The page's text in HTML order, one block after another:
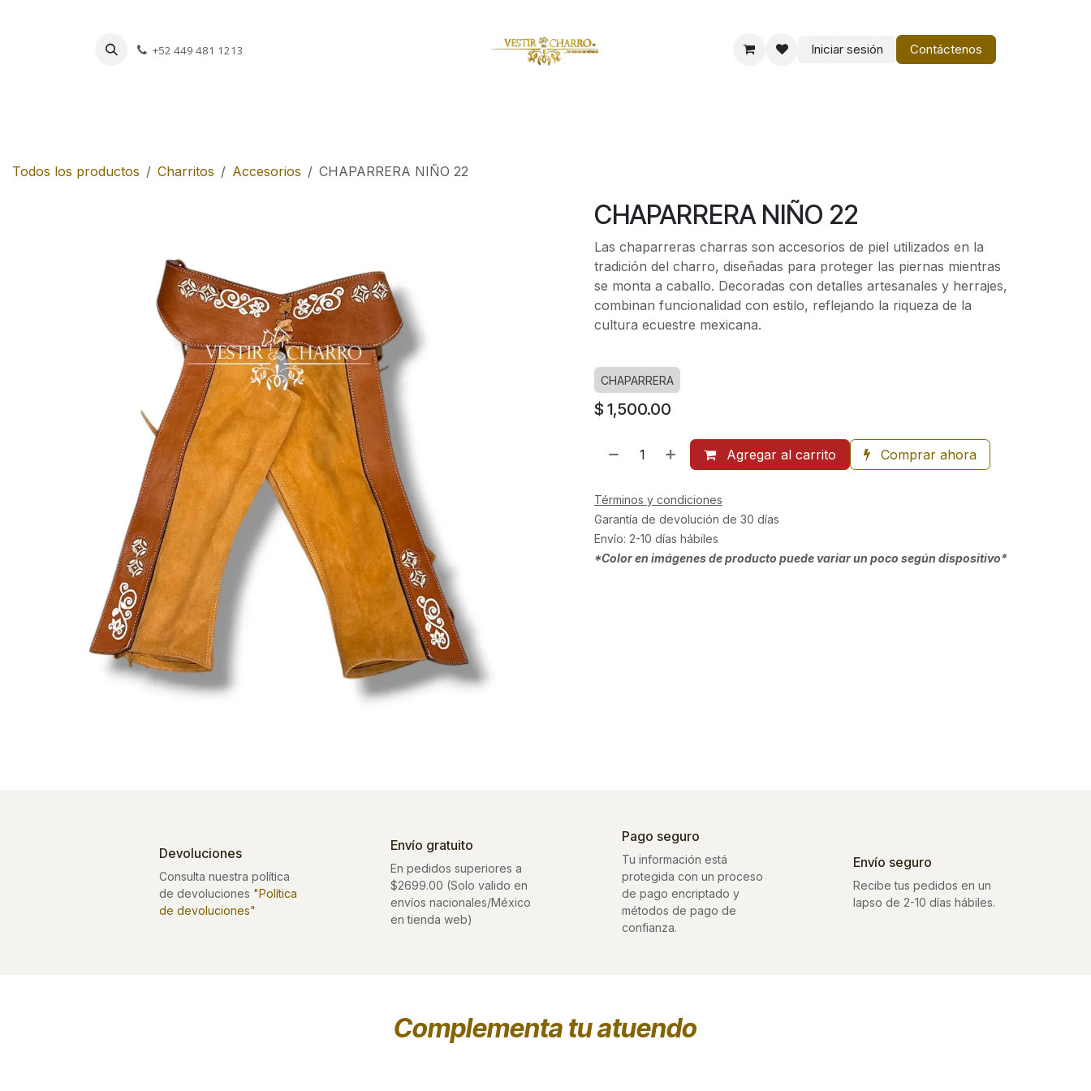
+52 449 481 1213 Iniciar sesión Contáctenos
Todos los productos Charritos Accesorios CHAPARRERA NIÑO 22
CHAPARRERA NIÑO 22
Las chaparreras charras son accesorios de piel utilizados en la
tradición del charro, diseñadas para proteger las piernas mientras
se monta a caballo. Decoradas con detalles artesanales y herrajes,
combinan funcionalidad con estilo, reflejando la riqueza de la
cultura ecuestre mexicana.
CHAPARRERA
$ 1,500.00
Agregar al carrito Comprar ahora
Términos y condiciones
Garantía de devolución de 30 días
Envío: 2-10 días hábiles
*Color en imágenes de producto puede variar un poco según dispositivo*
Devoluciones
Consulta nuestra política
de devoluciones "Política
de devoluciones"
Envío gratuito
En pedidos superiores a
$2699.00 (Solo valido en
envíos nacionales/México
en tienda web)
Pago seguro
Tu información está
protegida con un proceso
de pago encriptado y
métodos de pago de
confianza.
Envío seguro
Recibe tus pedidos en un
lapso de 2-10 días hábiles.
Complementa tu atuendo